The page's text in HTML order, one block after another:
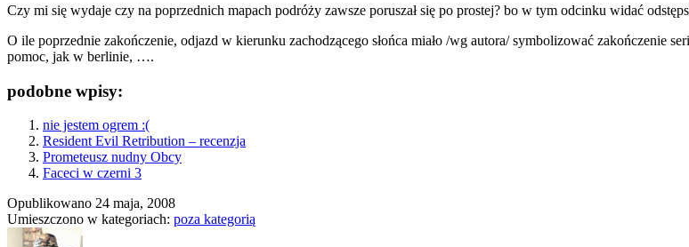
Czy mi się wydaje czy na poprzednich mapach podróży zawsze poruszał się po prostej? bo w tym odcinku widać
O ile poprzednie zakończenie, odjazd w kierunku zachodzącego słońca miało /wg autora/ symbolizować zakończenie
pomoc, jak w berlinie, ….
podobne wpisy:
nie jestem ogrem :(
Resident Evil Retribution – recenzja
Prometeusz nudny Obcy
Faceci w czerni 3
Opublikowano 24 maja, 2008
Umieszczono w kategoriach: poza kategorią